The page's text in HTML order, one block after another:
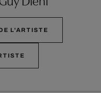
L'ARTISTE